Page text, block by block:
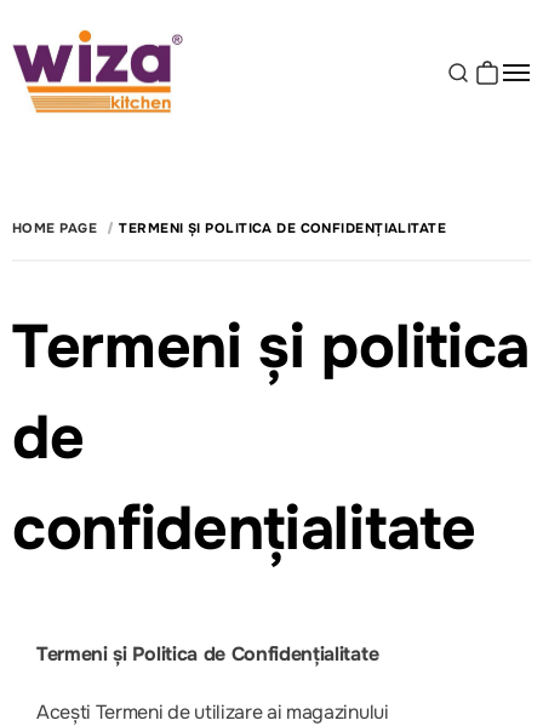
HOME PAGE TERMENI ȘI POLITICA DE CONFIDENȚIALITATE
Termeni și politica
de
confidențialitate
Termeni și Politica de Confidențialitate
Acești Termeni de utilizare ai magazinului